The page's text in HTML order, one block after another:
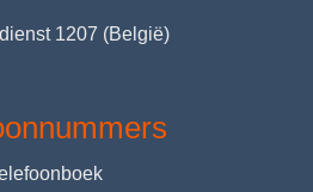
dienst 1207 (België)